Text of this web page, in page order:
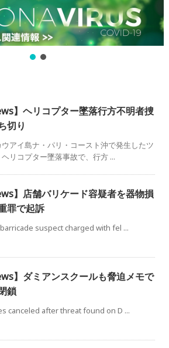
】ヘリコプター墜落行方不明者捜
切り
アイ島ナ・パリ・コースト沖で発生したツ
リコプター墜落事故で、行方 ...
】店舗バリケード容疑者を器物損
罪で起訴
suspect charged with fel ...
】ダミアンスクールも脅迫メモで
鎖
canceled after threat found on D ...